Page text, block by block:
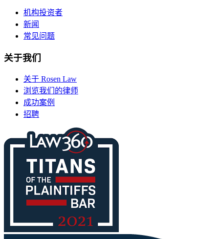
机构投资者
新闻
常见问题
关于我们
关于 Rosen Law
浏览我们的律师
成功案例
招聘